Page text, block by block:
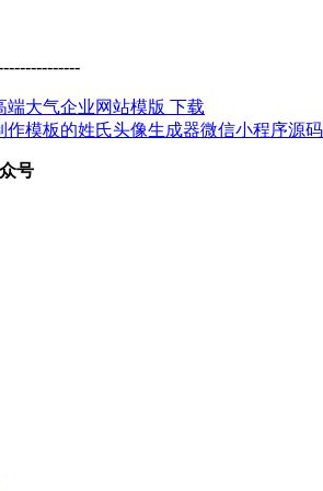
端大气企业网站模版 下载
作模板的姓氏头像生成器微信小程序源
号